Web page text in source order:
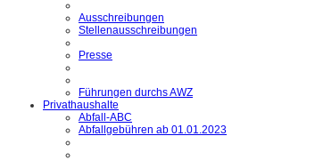
Ausschreibungen
Stellenausschreibungen
Presse
Führungen durchs AWZ
Privathaushalte
Abfall-ABC
Abfallgebühren ab 01.01.2023